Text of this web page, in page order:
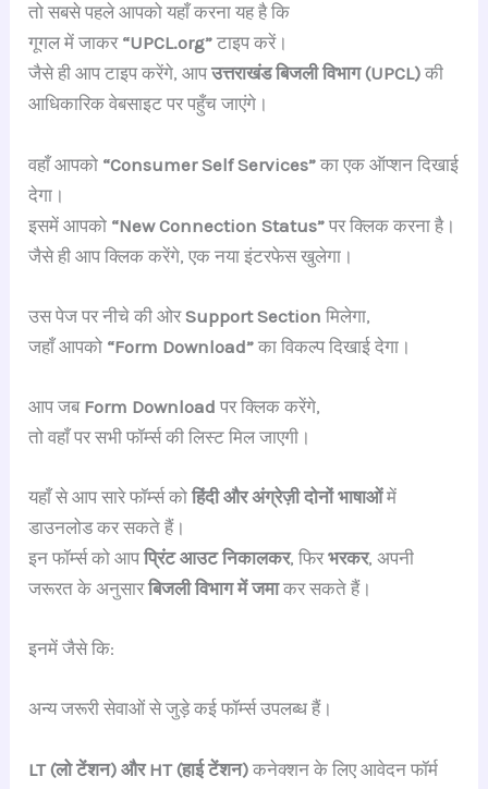
तो सबसे पहले आपको यहाँ करना यह है कि
गूगल में जाकर “UPCL.org” टाइप करें।
जैसे ही आप टाइप करेंगे, आपउत्तराखंड बिजली विभाग (UPCL) की
आधिकारिक वेबसाइट पर पहुँच जाएंगे।
वहाँ आपको “Consumer Self Services” का एक ऑप्शन दिखाई
देगा।
इसमें आपको “New Connection Status” पर क्लिक करना है।
जैसे ही आप क्लिक करेंगे, एक नया इंटरफेस खुलेगा।
उस पेज पर नीचे की ओरSupport Section मिलेगा,
जहाँ आपको “Form Download” का विकल्प दिखाई देगा।
आप जब Form Download पर क्लिक करेंगे,
तो वहाँ पर सभी फॉर्म्स की लिस्ट मिल जाएगी।
यहाँ से आप सारे फॉर्म्स कोहिंदी और अंग्रेज़ी दोनों भाषाओंमें
डाउनलोड कर सकते हैं।
इन फॉर्म्स को आपप्रिंट आउट निकालकर, फिरभरकर, अपनी
जरूरत के अनुसारबिजली विभाग में जमाकर सकते हैं।
इनमें जैसे कि:
अन्य जरूरी सेवाओं से जुड़े कई फॉर्म्स उपलब्ध हैं।
LT (लो टेंशन) और HT (हाई टेंशन) कनेक्शन के लिए आवेदन फॉर्म